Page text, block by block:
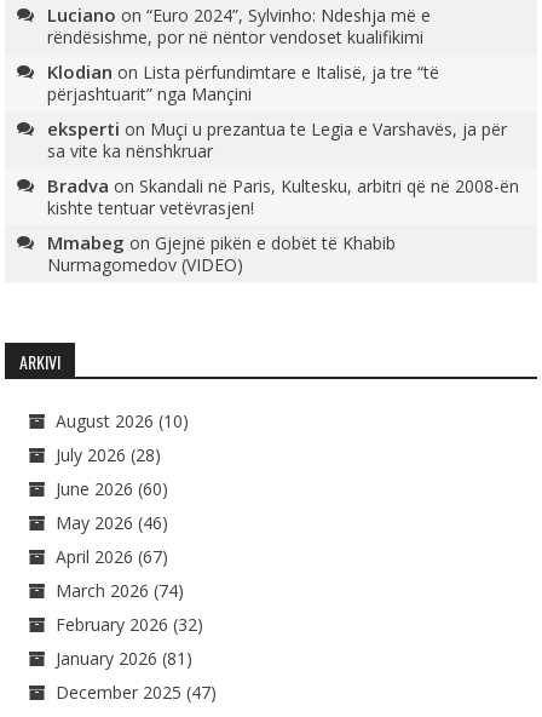
Luciano on“Euro 2024”, Sylvinho: Ndeshja më e
rëndësishme, por në nëntor vendoset kualifikimi
Klodian on Lista përfundimtare e Italisë, ja tre “të
përjashtuarit” nga Mançini
eksperti on Muçi u prezantua te Legia e Varshavës, ja për
sa vite ka nënshkruar
Bradva onSkandali në Paris, Kultesku, arbitri që në 2008-ën
kishte tentuar vetëvrasjen!
Mmabeg onGjejnë pikën e dobët të Khabib
Nurmagomedov (VIDEO)
ARKIVI
August 2026 (10)
July 2026 (28)
June 2026 (60)
May 2026 (46)
April 2026 (67)
March 2026 (74)
February 2026 (32)
January 2026 (81)
December 2025 (47)